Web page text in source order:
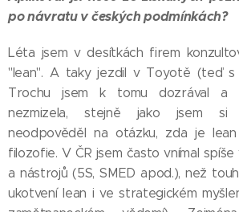
po návratu v českých podmínkách?
Léta jsem v desítkách firem
"lean". A taky jezdil v Toyotě (teď s
Trochu jsem k tomu dozrával a
nezmizela, stejně jako jsem si
neodpověděl na otázku, zda je
filozofie. V ČR jsem často vnímal
a nástrojů (5S, SMED apod.), než
ukotvení lean i ve strategickém